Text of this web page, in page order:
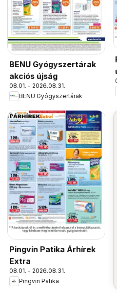
BENU Gyógyszertárak
akciós újság
08.01. - 2026.08.31.
BENU Gyógyszertárak
Pingvin Patika Árhírek
Extra
08.01. - 2026.08.31.
Pingvin Patika